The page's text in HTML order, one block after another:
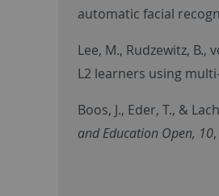
automatic facial
Lee, M., Rudzewitz, B.,
L2 learners using
Boos, J., Eder, T., &
and Education Open, 10